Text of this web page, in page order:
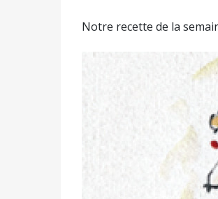
Notre recette de la